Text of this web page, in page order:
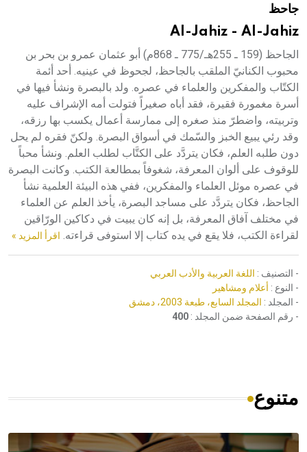
جاحظ
Al-Jahiz - Al-Jahiz
الجاحظ (159 ـ 255هـ/775 ـ 868م) أبو عثمان عمرو بن بحر بن
محبوب الكنانيّ الملقب بالجاحظ، لجحوظ في عينيه. أحد أئمة
الكتّاب والمفكرين والعلماء في عصره. ولد بالبصرة ونشأ فيها في
أسرة مغمورة فقيرة، فقد أباه صغيراً فتولت أمه الإشراف عليه
وتربيته، واضطرّ منذ صغره إلى ممارسة أعمال يكسب بها رزقه،
وقد رئي يبيع الخبز والسّمك في أسواق البصرة. ولكنّ فقره لم يحل
دون طلبه العلم، فكان يتردَّد على الكتَّاب لطلب العلم. ونشأ محباً
للوقوف على ألوان المعرفة، شغوفاً بمطالعة الكتب. وكانت البصرة
في عصره موئل العلماء والمفكرين، ففي هذه البيئة العلمية نشأ
الجاحظ، فكان يتردَّد على مساجد البصرة، يأخذ العلم عن العلماء
في مختلف آفاق المعرفة، بل إنه كان يبيت في دكاكين الورّاقين
لقراءة الكتب، فلا يقع في يده كتاب إلا استوفى قراءته. اقرأ المزيد »
- التصنيف : اللغة العربية والأدب العربي
- النوع : أعلام ومشاهير
- المجلد : المجلد السابع، طبعة 2003، دمشق
- رقم الصفحة ضمن المجلد : 400
متنوع